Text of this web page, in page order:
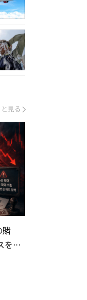
見る
賭
を巡